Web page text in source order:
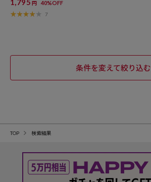
1,795 円 40%OFF
7
条件を変えて絞り込む
TOP 検索結果